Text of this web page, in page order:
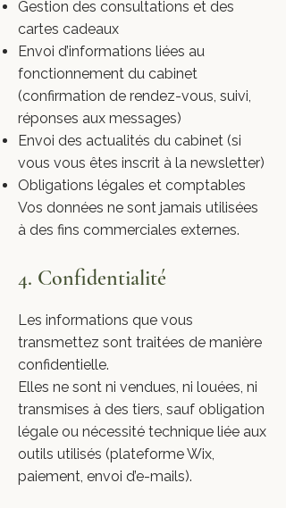
Gestion des consultations et des
cartes cadeaux
Envoi d’informations liées au
fonctionnement du cabinet
(confirmation de rendez-vous, suivi,
réponses aux messages)
Envoi des actualités du cabinet (si
vous vous êtes inscrit à la newsletter)
Obligations légales et comptables
Vos données ne sont jamais utilisées
à des fins commerciales externes.
4. Confidentialité
Les informations que vous
transmettez sont traitées de manière
confidentielle.
Elles ne sont ni vendues, ni louées, ni
transmises à des tiers, sauf obligation
légale ou nécessité technique liée aux
outils utilisés (plateforme Wix,
paiement, envoi d’e-mails).